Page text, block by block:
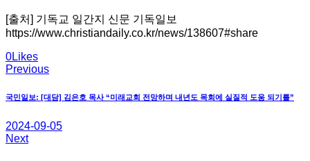
[출처] 기독교 일간지 신문 기독일보
https://www.christiandaily.co.kr/news/138607#share
0Likes
글
탐
색
Previous
국민일보: [대담] 김은호 목사 “미래교회 전망하며 내년도 목회에 실질적 도움 되기를”
2024-09-05
Next